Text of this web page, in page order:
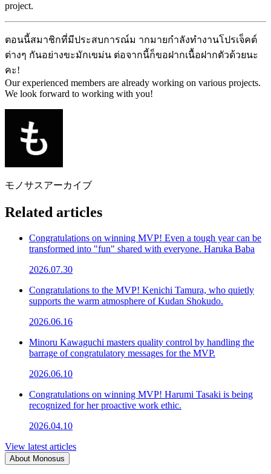
project.
ตอนนี้สมาชิกที่มีประสบการณ์ม ากมายกำลังทำงานโปรเจ็คต์
ต่างๆ กันอย่างขะมักเขม่น ต่อจากนี้ก็ขอฝากเนื้อฝากตัวด้วยนะ
คะ!
Our experienced members are already working on various projects.
We look forward to working with you!
モノサスアーカイブ
Related articles
Congratulations on winning MVP! Even a tough year can be
transformed into "fun" shared with everyone. Haruka Baba
2026.07.30
Congratulations to the MVP! Kenichi Tamura, who quietly
supports the warm atmosphere of Kudan Shokudo.
2026.06.16
Minoru Kawaguchi masters quality control by handling the
barrage of congratulatory messages for the MVP.
2026.06.10
Congratulations on winning MVP! Harumi Tasaki is being
recognized for her proactive work ethic.
2026.04.10
View latest articles
About Monosus